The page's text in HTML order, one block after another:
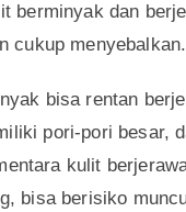
berminyak dan
cukup menyebalkan.
bisa rentan
pori-pori besar,
kulit
bisa berisiko